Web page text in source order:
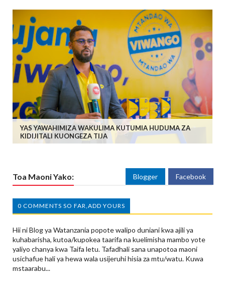
YAS YAWAHIMIZA WAKULIMA KUTUMIA HUDUMA ZA
KIDIJITALI KUONGEZA TIJA
Toa Maoni Yako: Blogger Facebook
0 COMMENTS SO FAR,ADD YOURS
Hii ni Blog ya Watanzania popote walipo duniani kwa ajili ya
kuhabarisha, kutoa/kupokea taarifa na kuelimisha mambo yote
yaliyo chanya kwa Taifa letu. Tafadhali sana unapotoa maoni
usichafue hali ya hewa wala usijeruhi hisia za mtu/watu. Kuwa
mstaarabu...